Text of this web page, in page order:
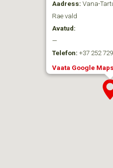
Aadress: Vana-
Rae vald
Avatud:
—
Telefon: +37 252
Vaata Google